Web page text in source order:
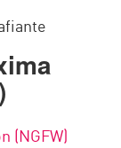
(NGFW)